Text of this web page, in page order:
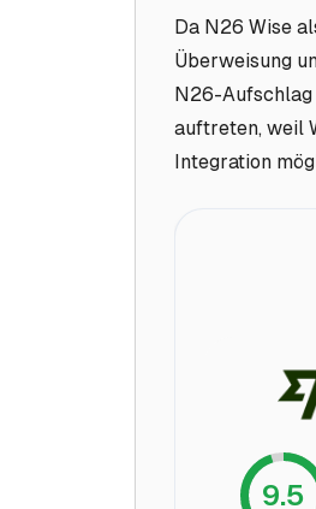
Da N26 Wise
Überweisung
N26-Aufschlag
auftreten, weil
Integration
9.5